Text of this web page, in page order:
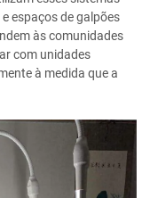
espaços de galpões
às comunidades
com unidades
à medida que a